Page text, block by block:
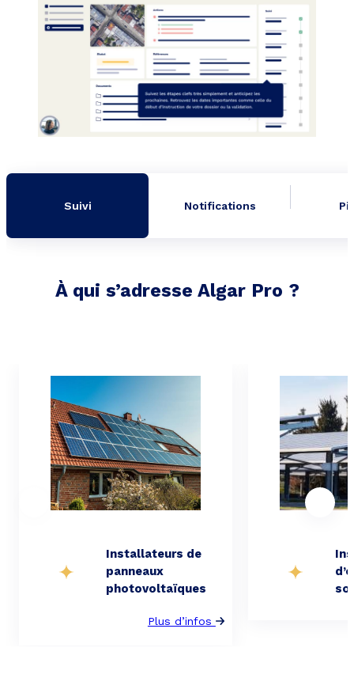
Suivi Notifications
À qui s’adresse Algar Pro ?
Installateurs de
panneaux
photovoltaïques
Plus d’infos